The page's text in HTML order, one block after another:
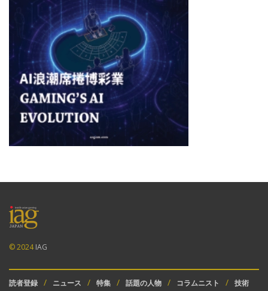
© 2024IAG
読者登録 ニュース 特集 話題の人物 コラムニスト 技術